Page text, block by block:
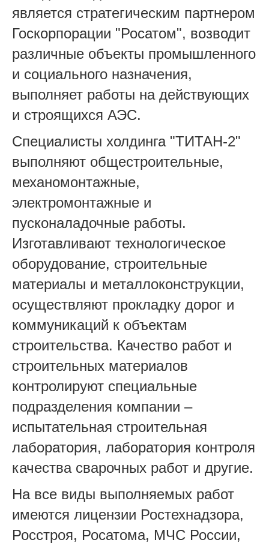
является стратегическим партнером
Госкорпорации "Росатом", возводит
различные объекты промышленного
и социального назначения,
выполняет работы на действующих
и строящихся АЭС.
Специалисты холдинга "ТИТАН-2"
выполняют общестроительные,
механомонтажные,
электромонтажные и
пусконаладочные работы.
Изготавливают технологическое
оборудование, строительные
материалы и металлоконструкции,
осуществляют прокладку дорог и
коммуникаций к объектам
строительства. Качество работ и
строительных материалов
контролируют специальные
подразделения компании –
испытательная строительная
лаборатория, лаборатория контроля
качества сварочных работ и другие.
На все виды выполняемых работ
имеются лицензии Ростехнадзора,
Росстроя, Росатома, МЧС России,